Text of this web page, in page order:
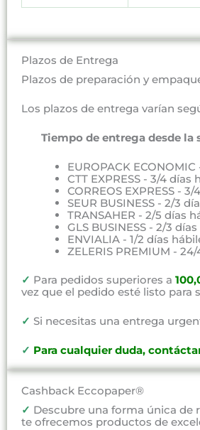
Plazos de Entrega
Plazos de preparación y
Los plazos de entrega varían
Tiempo de entrega desde la
EUROPACK
CTT EXPRESS - 3/4 días
CORREOS EXPRESS -
SEUR BUSINESS - 2/3
TRANSAHER - 2/5 días
GLS BUSINESS - 2/3
ENVIALIA - 1/2 días
ZELERIS PREMIUM -
✓ Para pedidos superiores a
vez que el pedido esté listo para
✓ Si necesitas una entrega
✓ Para cualquier duda,
Cashback Eccopaper®
✓ Descubre una forma única
te ofrecemos productos de